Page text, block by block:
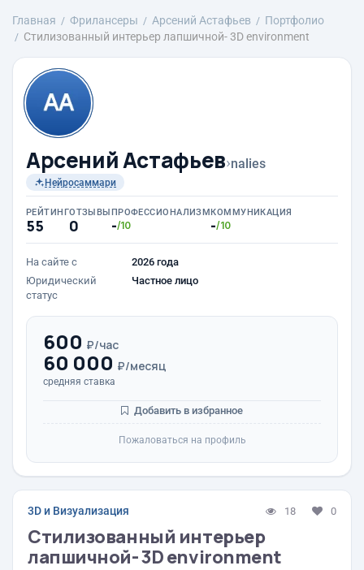
Главная Фрилансеры Арсений Астафьев
Портфолио
Стилизованный интерьер лапшичной- 3D environment
Арсений Астафьев›nalies
Нейросаммари
РЕЙТИНГ
55
ОТЗЫВЫ
0
ПРОФЕССИОНАЛИЗМ
-/10
КОММУНИКАЦИЯ
-/10
На сайте с
2026 года
Юридический
статус
Частное лицо
600 ₽/час
60 000 ₽/месяц
средняя ставка
Добавить в избранное
Пожаловаться на профиль
3D и Визуализация 18 0
Стилизованный интерьер
лапшичной- 3D environment